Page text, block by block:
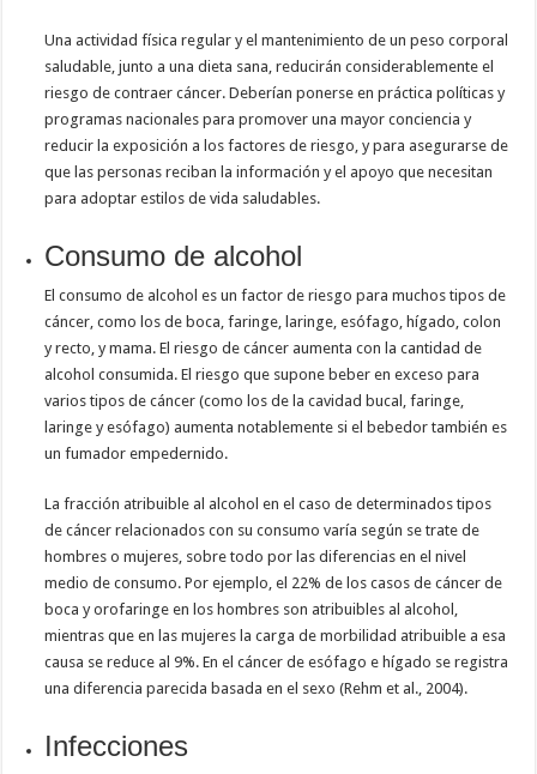
Una actividad física regular y el mantenimiento de un peso corporal
saludable, junto a una dieta sana, reducirán considerablemente el
riesgo de contraer cáncer. Deberían ponerse en práctica políticas y
programas nacionales para promover una mayor conciencia y
reducir la exposición a los factores de riesgo, y para asegurarse de
que las personas reciban la información y el apoyo que necesitan
para adoptar estilos de vida saludables.
Consumo de alcohol
El consumo de alcohol es un factor de riesgo para muchos tipos de
cáncer, como los de boca, faringe, laringe, esófago, hígado, colon
y recto, y mama. El riesgo de cáncer aumenta con la cantidad de
alcohol consumida. El riesgo que supone beber en exceso para
varios tipos de cáncer (como los de la cavidad bucal, faringe,
laringe y esófago) aumenta notablemente si el bebedor también es
un fumador empedernido.
La fracción atribuible al alcohol en el caso de determinados tipos
de cáncer relacionados con su consumo varía según se trate de
hombres o mujeres, sobre todo por las diferencias en el nivel
medio de consumo. Por ejemplo, el 22% de los casos de cáncer de
boca y orofaringe en los hombres son atribuibles al alcohol,
mientras que en las mujeres la carga de morbilidad atribuible a esa
causa se reduce al 9%. En el cáncer de esófago e hígado se registra
una diferencia parecida basada en el sexo (Rehm et al., 2004).
Infecciones